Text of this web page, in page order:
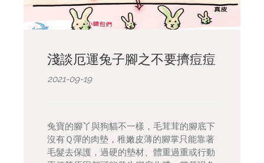
淺談厄運兔子腳之不要擠痘痘
2021-09-19
兔寶的腳丫與狗貓不一樣，毛茸茸的腳底下
沒有Ｑ彈的肉墊，稚嫩皮薄的腳掌只能靠著
毛髮去保護，過硬的墊材、體重過重或行動